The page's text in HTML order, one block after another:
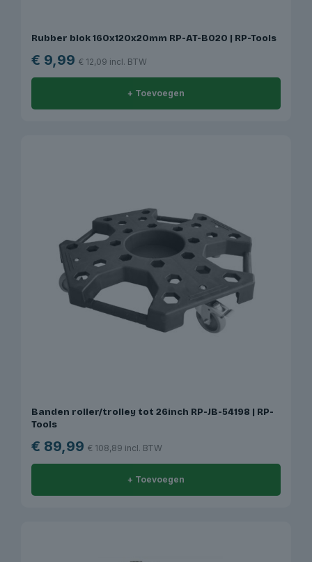
Rubber blok 160x120x20mm RP-AT-B020 | RP-Tools
€ 9,99 € 12,09 incl. BTW
+ Toevoegen
Banden roller/trolley tot 26inch RP-JB-54198 | RP-
Tools
€ 89,99 € 108,89 incl. BTW
+ Toevoegen